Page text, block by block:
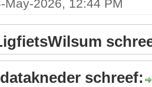
May-2026, 12:44 PM
datakneder schreef: